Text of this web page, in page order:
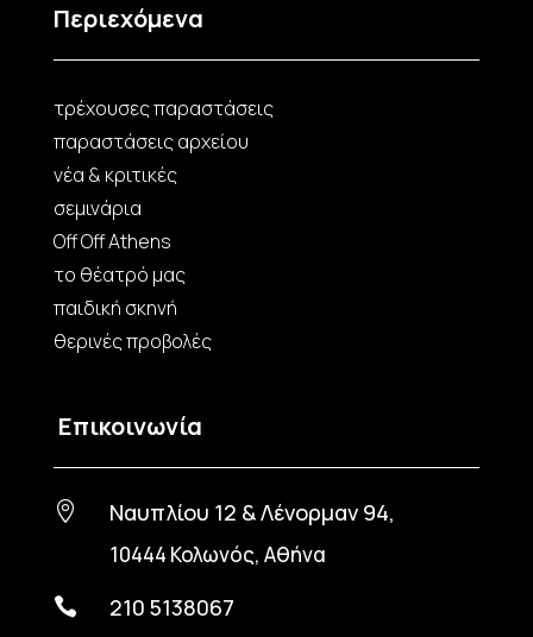
Περιεχόμενα
τρέχουσες παραστάσεις
παραστάσεις αρχείου
νέα & κριτικές
σεμινάρια
Off Off Athens
το θέατρό μας
παιδική σκηνή
θερινές προβολές
Επικοινωνία
 Ναυπλίου 12 & Λένορμαν 94,
10444 Κολωνός, Αθήνα
 210 5138067